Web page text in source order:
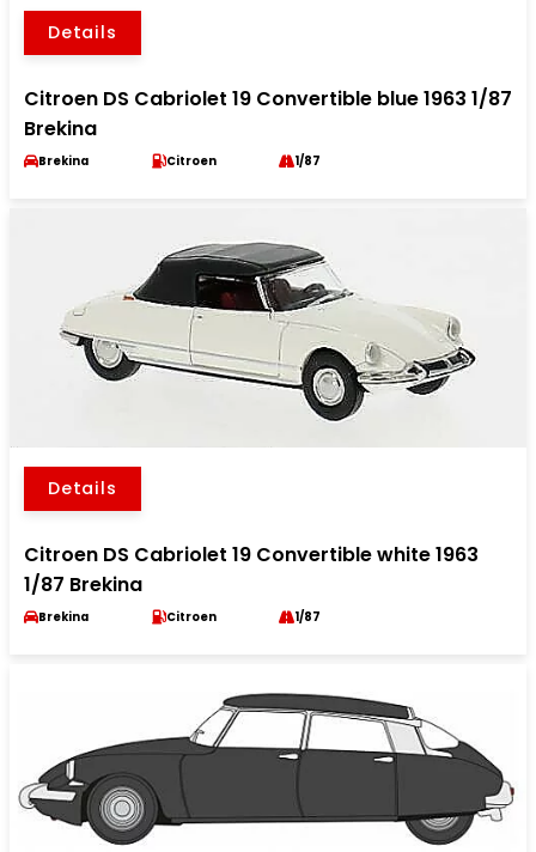
Details
Citroen DS Cabriolet 19 Convertible blue 1963 1/87
Brekina
Brekina Citroen 1/87
Details
Citroen DS Cabriolet 19 Convertible white 1963
1/87 Brekina
Brekina Citroen 1/87